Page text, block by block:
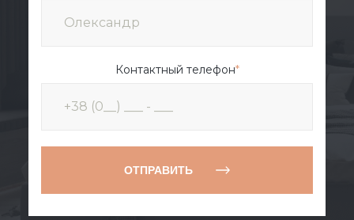
Контактный телефон*
ОТПРАВИТЬ